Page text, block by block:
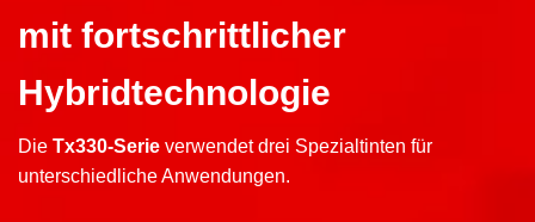
mit fortschrittlicher
Hybridtechnologie
Die Tx330-Serie verwendet drei Spezialtinten für
unterschiedliche Anwendungen.